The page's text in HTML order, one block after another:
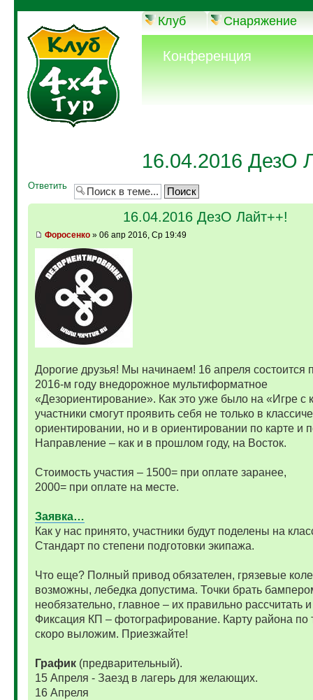
Клуб Снаряжение
Конференция
16.04.2016 ДезО
Ответить
16.04.2016 ДезО Лайт++!
Фopoceнкo» 06 апр 2016, Ср 19:49
Дорогие друзья! Мы начинаем! 16 апреля состоится
2016-м году внедорожное мультиформатное
«Дезориентирование». Как это уже было на «Игре с
участники смогут проявить себя не только в
ориентировании, но и в ориентировании по карте и
Направление – как и в прошлом году, на Восток.
Стоимость участия – 1500= при оплате заранее,
2000= при оплате на месте.
Заявка…
Как у нас принято, участники будут поделены на
Стандарт по степени подготовки экипажа.
Что еще? Полный привод обязателен, грязевые
возможны, лебедка допустима. Точки брать
необязательно, главное – их правильно рассчитать
Фиксация КП – фотографирование. Карту района по
скоро выложим. Приезжайте!
График(предварительный).
15 Апреля - Заезд в лагерь для желающих.
16 Апреля